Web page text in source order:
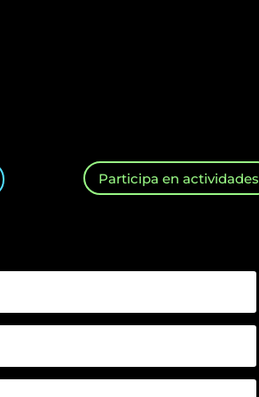
Participa en actividades